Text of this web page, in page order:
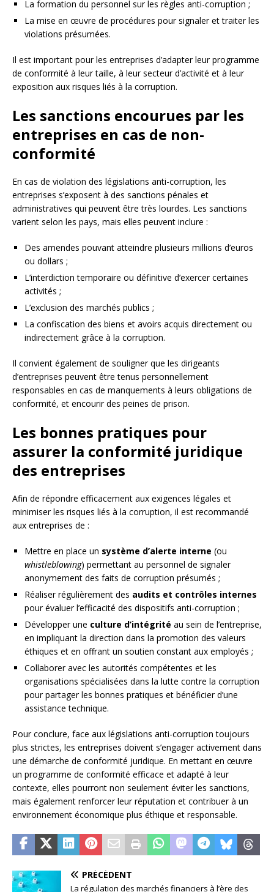
La formation du personnel sur les règles anti-corruption ;
La mise en œuvre de procédures pour signaler et traiter les
violations présumées.
Il est important pour les entreprises d’adapter leur programme
de conformité à leur taille, à leur secteur d’activité et à leur
exposition aux risques liés à la corruption.
Les sanctions encourues par les
entreprises en cas de non-
conformité
En cas de violation des législations anti-corruption, les
entreprises s’exposent à des sanctions pénales et
administratives qui peuvent être très lourdes. Les sanctions
varient selon les pays, mais elles peuvent inclure :
Des amendes pouvant atteindre plusieurs millions d’euros
ou dollars ;
L’interdiction temporaire ou définitive d’exercer certaines
activités ;
L’exclusion des marchés publics ;
La confiscation des biens et avoirs acquis directement ou
indirectement grâce à la corruption.
Il convient également de souligner que les dirigeants
d’entreprises peuvent être tenus personnellement
responsables en cas de manquements à leurs obligations de
conformité, et encourir des peines de prison.
Les bonnes pratiques pour
assurer la conformité juridique
des entreprises
Afin de répondre efficacement aux exigences légales et
minimiser les risques liés à la corruption, il est recommandé
aux entreprises de :
Mettre en place un système d’alerte interne (ou
whistleblowing) permettant au personnel de signaler
anonymement des faits de corruption présumés ;
Réaliser régulièrement des audits et contrôles internes
pour évaluer l’efficacité des dispositifs anti-corruption ;
Développer une culture d’intégrité au sein de l’entreprise,
en impliquant la direction dans la promotion des valeurs
éthiques et en offrant un soutien constant aux employés ;
Collaborer avec les autorités compétentes et les
organisations spécialisées dans la lutte contre la corruption
pour partager les bonnes pratiques et bénéficier d’une
assistance technique.
Pour conclure, face aux législations anti-corruption toujours
plus strictes, les entreprises doivent s’engager activement dans
une démarche de conformité juridique. En mettant en œuvre
un programme de conformité efficace et adapté à leur
contexte, elles pourront non seulement éviter les sanctions,
mais également renforcer leur réputation et contribuer à un
environnement économique plus éthique et responsable.
PRÉCÉDENT
La régulation des marchés financiers à l’ère des